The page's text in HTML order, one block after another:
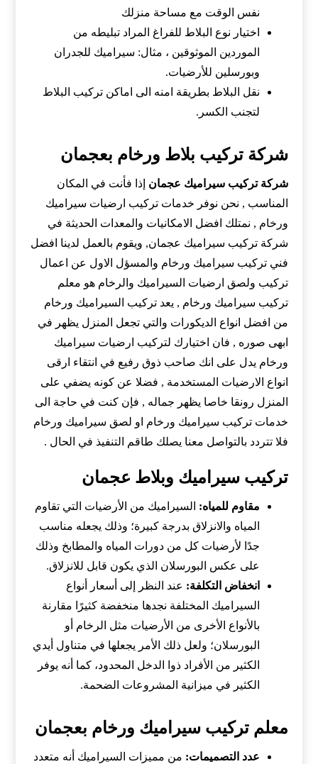
نفس الوقت مع مساحة منزلك
اختيار نوع البلاط للفراغ المراد تبليطه من
الموردين الموثوقين ، مثال: سيراميك للجدران
وبورسلين للأرضيات.
نقل البلاط بطريقة امنه الى اماكن تركيب البلاط
لتجنب الكسر.
شركة تركيب بلاط ورخام بعجمان
شركة تركيب سيراميك عجمان إذا فأنت في المكان
المناسب , نحن نوفر خدمات تركيب ارضيات سيراميك
ورخام , نمتلك افضل الامكانيات والمعدات الحديثة في
شركة تركيب سيراميك عجمان, ويقوم بالعمل لدينا افضل
فني تركيب سيراميك ورخام والمسؤل الاول عن اعمال
تركيب ولصق ارضيات السيراميك والرخام هو معلم
تركيب سيراميك ورخام , يعد تركيب السيراميك ورخام
من افضل انواع الديكورات والتي تجعل المنزل يظهر في
ابهى صوره , فان اختيارك لتركيب ارضيات سيراميك
ورخام يدل على انك صاحب ذوق رفيع في انتقاء ارقى
انواع الارضيات المستخدمة , فضلا عن كونه يضفي على
المنزل رونقا خاصا يظهر جماله , فإن كنت في حاجة الى
خدمات تركيب سيراميك ورخام او لصق سيراميك ورخام
فلا تتردد بالتواصل معنا يصلك طاقم التنفيذ في الحال .
تركيب سيراميك وبلاط عجمان
مقاوم للمياه: السيراميك من الأرضيات التي تقاوم
المياه والانزلاق بدرجة كبيرة؛ وذلك يجعله مناسب
جدًا لأرضيات كل من دورات المياه والمطابخ وذلك
على عكس البورسلان الذي يكون قابل للانزلاق.
انخفاض التكلفة: عند النظر إلى أسعار أنواع
السيراميك المختلفة نجدها منخفضة كثيرًا مقارنة
بالأنواع الأخرى من الأرضيات مثل الرخام أو
البورسلان؛ ولعل ذلك الأمر يجعلها في متناول أيدي
الكثير من الأفراد ذوا الدخل المحدود، كما أنه يوفر
الكثير في ميزانية المشروعات الضحمة.
معلم تركيب سيراميك ورخام بعجمان
عدد التصميمات: من مميزات السيراميك أنه متعدد